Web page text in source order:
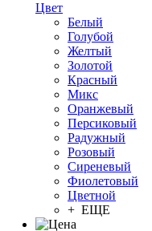
Цвет
Белый
Голубой
Желтый
Золотой
Красный
Микс
Оранжевый
Персиковый
Радужный
Розовый
Сиреневый
Фиолетовый
Цветной
+ ЕЩЕ